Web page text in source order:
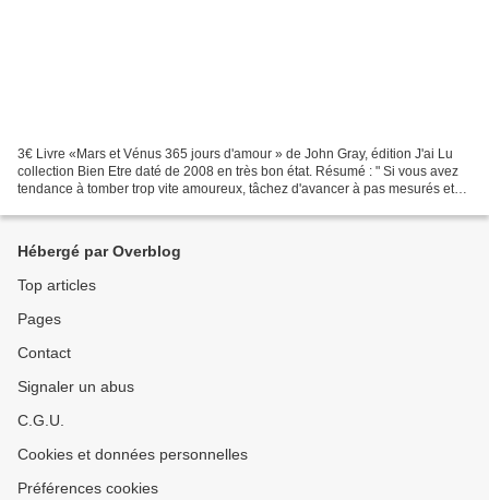
3€ Livre «Mars et Vénus 365 jours d'amour » de John Gray, édition J'ai Lu
collection Bien Etre daté de 2008 en très bon état. Résumé : " Si vous avez
tendance à tomber trop vite amoureux, tâchez d'avancer à pas mesurés et
Hébergé par Overblog
Top articles
Pages
Contact
Signaler un abus
C.G.U.
Cookies et données personnelles
Préférences cookies